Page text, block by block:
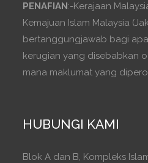
PENAFIAN:-Kerajaan
Kemajuan Islam Malaysia
bertanggungjawab bagi
kerugian yang disebabkan
mana maklumat yang
HUBUNGI KAMI
Blok A dan B, Kompleks